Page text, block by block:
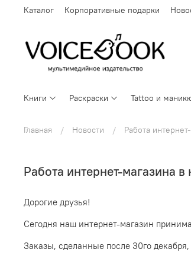
Каталог Корпоративные подарки
Книги Раскраски Tattoo и
Главная Новости Работа
Работа интернет-магазина
Дорогие друзья!
Сегодня наш интернет-магазин
Заказы, сделанные после 30го